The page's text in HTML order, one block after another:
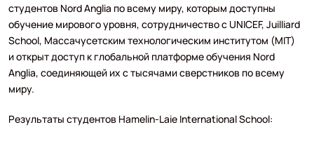
студентов Nord Anglia по всему миру, которым доступны
обучение мирового уровня, сотрудничество с UNICEF, Juilliard
School, Массачусетским технологическим институтом (MIT)
и открыт доступ к глобальной платформе обучения Nord
Anglia, соединяющей их с тысячами сверстников по всему
миру.
Результаты студентов Hamelin-Laie International School: